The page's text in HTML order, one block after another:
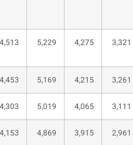
3,321
4,275
5,229
4,513
3,261
4,215
5,169
4,453
3,111
4,065
5,019
4,303
2,961
3,915
4,869
4,153